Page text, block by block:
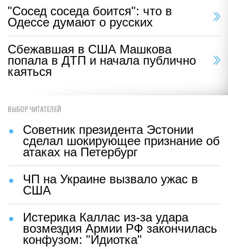
"Сосед соседа боится": что в
Одессе думают о русских
Сбежавшая в США Машкова
попала в ДТП и начала публично
каяться
ВЫБОР ЧИТАТЕЛЕЙ
Советник президента Эстонии
сделал шокирующее признание об
атаках на Петербург
ЧП на Украине вызвало ужас в
США
Истерика Каллас из-за удара
возмездия Армии РФ закончилась
конфузом: "Идиотка"